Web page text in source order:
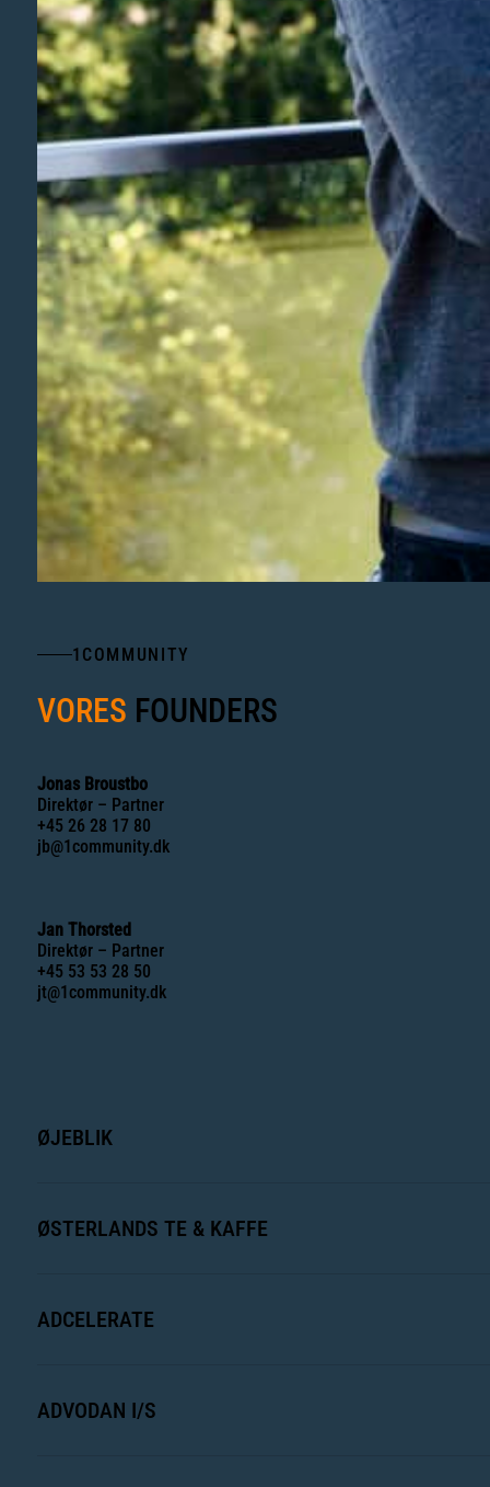
1COMMUNITY
VORES FOUNDERS
Jonas Broustbo
Direktør – Partner
+45 26 28 17 80
jb@1community.dk
Jan Thorsted
Direktør – Partner
+45 53 53 28 50
jt@1community.dk
ØJEBLIK
ØSTERLANDS TE & KAFFE
ADCELERATE
ADVODAN I/S